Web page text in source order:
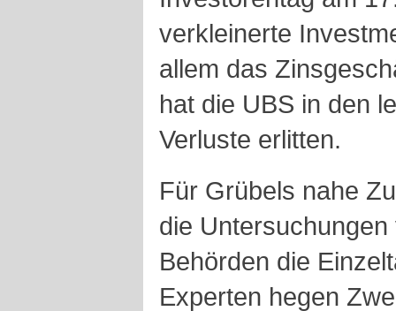
verkleinerte
allem das
hat die UBS in den
Verluste erlitten.
Für Grübels nahe
die
Behörden die
Experten hegen